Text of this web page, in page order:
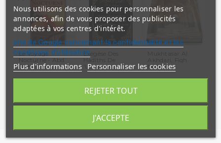
Le Voyage
Al-Halîm...
Exégèse Des
'Umdat Al...
Malikite -...
Nous utilisons des cookies pour personnaliser les
annonces, afin de vous proposer des publicités
adaptées à vos centres d'intérêt.
site de Google concernant la confidentialité et les
conditions d'utilisation
Plus d'informations Personnaliser les cookies
REJETER TOUT
J'ACCEPTE